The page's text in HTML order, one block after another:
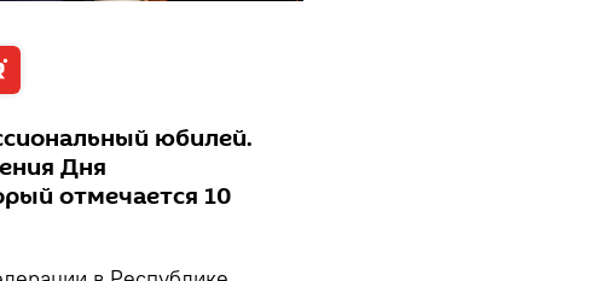
юбилей.
Дня
отмечается 10